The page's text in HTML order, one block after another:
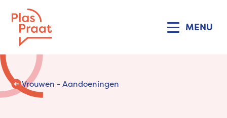
MENU
Vrouwen - Aandoeningen